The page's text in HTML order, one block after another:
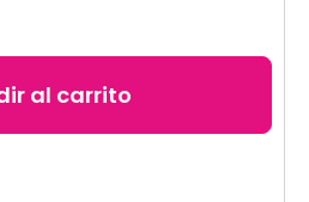
al carrito